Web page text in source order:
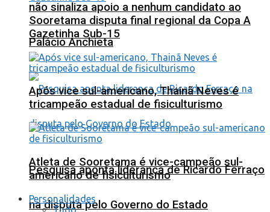
não sinaliza apoio a nenhum candidato ao
Palácio Anchieta
Pesquisa aponta liderança de Ricardo Ferraço
na disputa pelo Governo do Estado
Sooretama disputa final regional da Copa A
Gazetinha Sub-15
Após vice sul-americano, Thainã Neves é
tricampeão estadual de fisiculturismo
Atleta de Sooretama é vice-campeão sul-
americano de fisiculturismo
Personalidades
Tudo